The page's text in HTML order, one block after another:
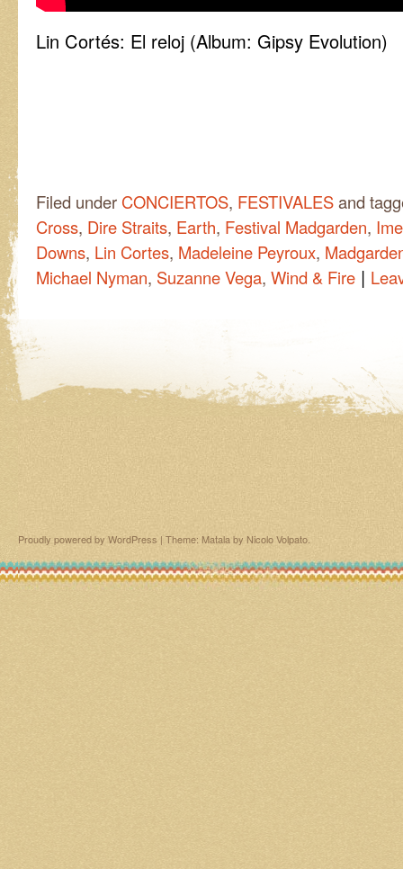
Lin Cortés: El reloj (Album: Gipsy Evolution)
Filed under CONCIERTOS, FESTIVALESand
Cross, Dire Straits, Earth, Festival Madgarden,
Downs, Lin Cortes, Madeleine Peyroux,
Michael Nyman, Suzanne Vega, Wind & Fire |
Proudly powered by WordPress | Theme: Matala by Nicolo Volpato